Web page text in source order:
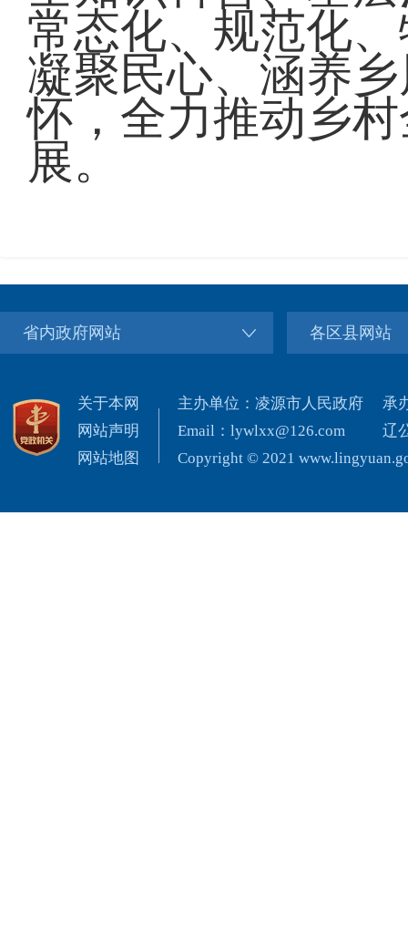
常态化、规范化
凝聚民心、涵养
怀，全力推动乡
展。
省内政府网站 各区县网站
关于本网
网站声明
网站地图
主办单位：凌源市人民政府
Email：lywlxx@126.com
Copyright © 2021
承
辽